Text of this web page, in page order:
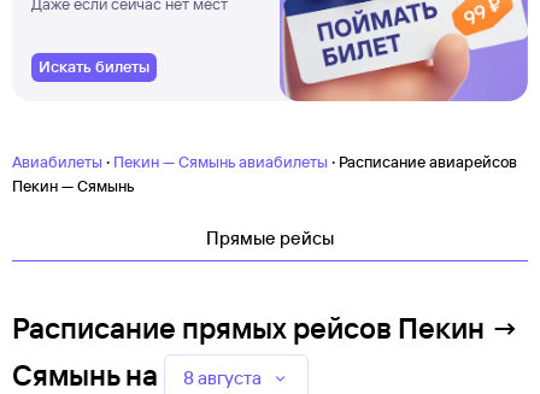
Искать билеты
Авиабилеты · Пекин — Сямынь авиабилеты · Расписание авиарейсов
Пекин — Сямынь
Прямые рейсы
Расписание прямых рейсов Пекин →
Сямыньна 8 августа